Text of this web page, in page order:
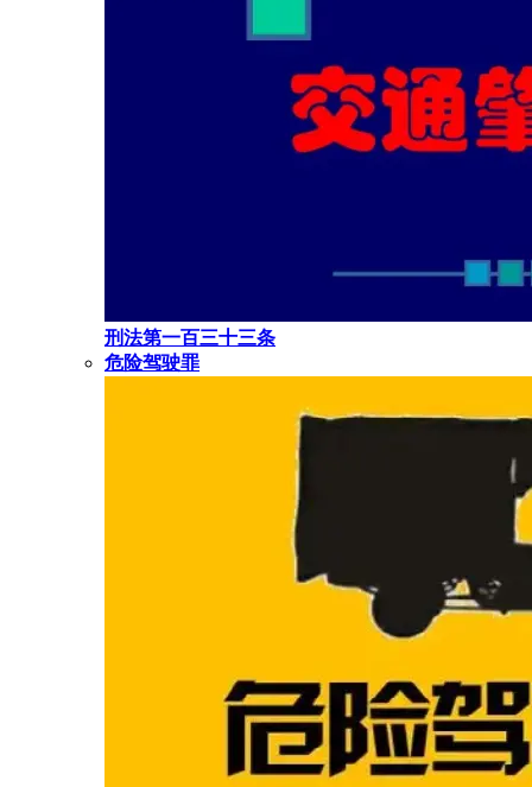
刑法第一百三十三条
危险驾驶罪